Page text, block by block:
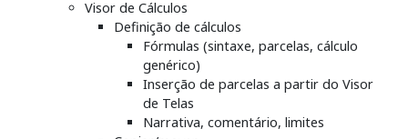
Visor de Cálculos
Definição de cálculos
Fórmulas (sintaxe, parcelas, cálculo
genérico)
Inserção de parcelas a partir do Visor
de Telas
Narrativa, comentário, limites